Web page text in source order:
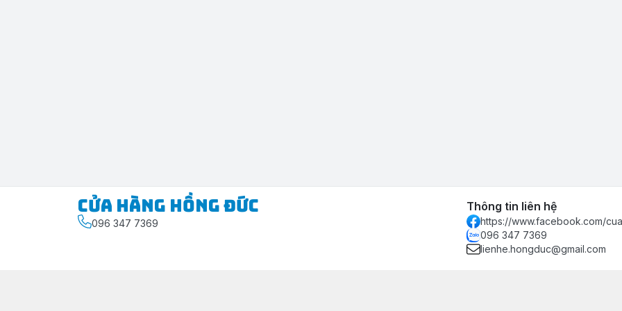
Cửa Hàng Hồng Đức
096 347 7369
Thông tin liên hệ
https://www.facebook.com/
096 347 7369
lienhe.hongduc@gmail.com